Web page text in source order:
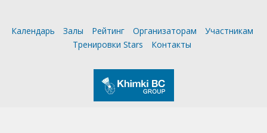
Календарь Залы Рейтинг Организаторам
Участникам
Тренировки Stars
Контакты